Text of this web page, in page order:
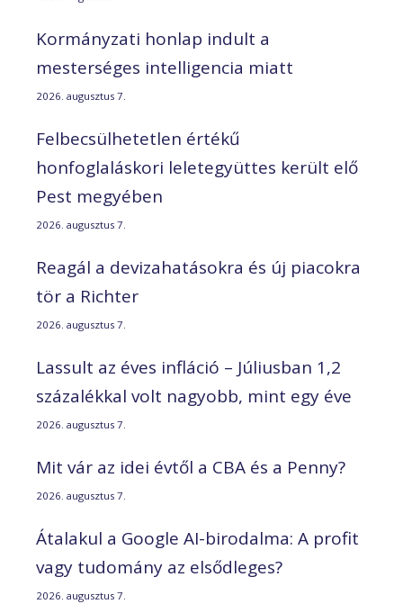
Kormányzati honlap indult a
mesterséges intelligencia miatt
2026. augusztus 7.
Felbecsülhetetlen értékű
honfoglaláskori leletegyüttes került elő
Pest megyében
2026. augusztus 7.
Reagál a devizahatásokra és új piacokra
tör a Richter
2026. augusztus 7.
Lassult az éves infláció – Júliusban 1,2
százalékkal volt nagyobb, mint egy éve
2026. augusztus 7.
Mit vár az idei évtől a CBA és a Penny?
2026. augusztus 7.
Átalakul a Google AI-birodalma: A profit
vagy tudomány az elsődleges?
2026. augusztus 7.